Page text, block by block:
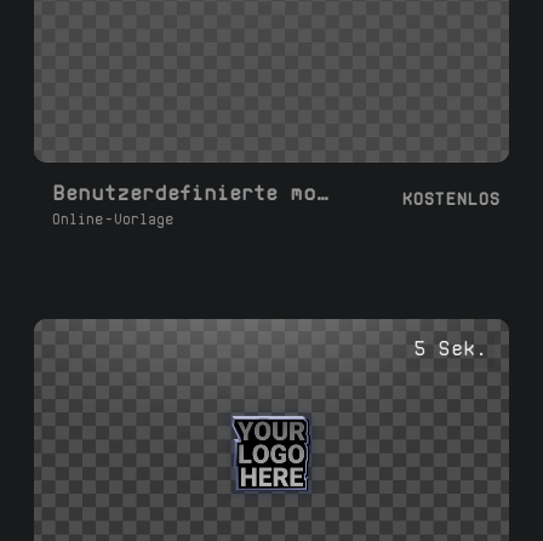
Benutzerdefinierte moderne Untertitel
Online-Vorlage
KOSTENLOS
5 Sek.